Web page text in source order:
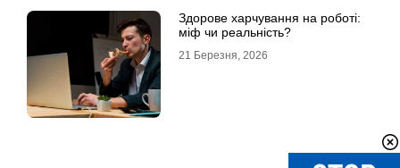
Здорове харчування на роботі:
міф чи реальність?
21 Березня, 2026